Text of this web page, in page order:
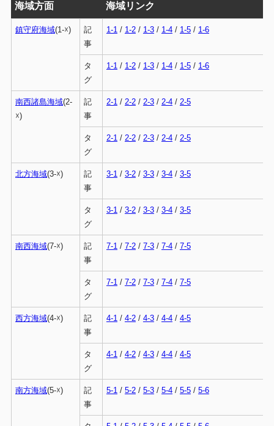
海域方面 海域リンク
鎮守府海域(1-☓)
記
事
1-1/ 1-2/ 1-3/ 1-4/ 1-5/ 1-6
タ
グ
1-1/ 1-2/ 1-3/ 1-4/ 1-5/ 1-6
南西諸島海域(2-
☓)
記
事
2-1/ 2-2/ 2-3/ 2-4/ 2-5
タ
グ
2-1/ 2-2/ 2-3/ 2-4/ 2-5
北方海域(3-☓)
記
事
3-1/ 3-2/ 3-3/ 3-4/ 3-5
タ
グ
3-1/ 3-2/ 3-3/ 3-4/ 3-5
南西海域(7-☓)
記
事
7-1/ 7-2/ 7-3/ 7-4/ 7-5
タ
グ
7-1/ 7-2/ 7-3/ 7-4/ 7-5
西方海域(4-☓)
記
事
4-1/ 4-2/ 4-3/ 4-4/ 4-5
タ
グ
4-1/ 4-2/ 4-3/ 4-4/ 4-5
南方海域(5-☓)
記
事
5-1/ 5-2/ 5-3/ 5-4/ 5-5/ 5-6